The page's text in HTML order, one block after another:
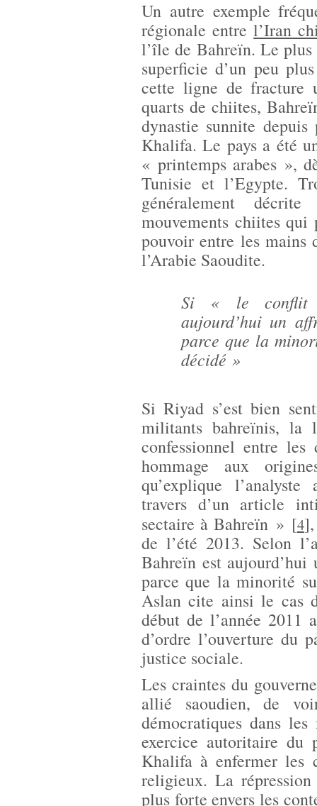
Un autre exemple
régionale entrel’Iran
l’île de Bahreïn. Le
superficie d’un peu
cette ligne de fracture
quarts de chiites,
dynastie sunnite
Khalifa. Le pays a été
« printemps arabes »,
Tunisie et l’Egypte.
généralement
mouvements chiites qui
pouvoir entre les mains
l’Arabie Saoudite.
Si « le conflit
aujourd’hui un
parce que la
décidé »
Si Riyad s’est bien
militants bahreïnis, la
confessionnel entre
hommage aux
qu’explique
travers d’un article
sectaire à Bahreïn » [4]
de l’été 2013. Selon
Bahreïn est aujourd’hui
parce que la minorité
Aslan cite ainsi le cas
début de l’année 2011
d’ordre l’ouverture du
justice sociale.
Les craintes du
allié saoudien, de
démocratiques dans
exercice autoritaire du
Khalifa à enfermer les
religieux. La
plus forte envers les